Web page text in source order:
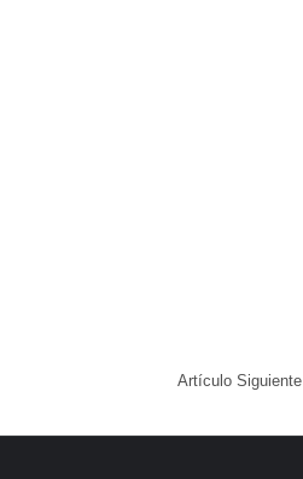
Artículo Siguiente